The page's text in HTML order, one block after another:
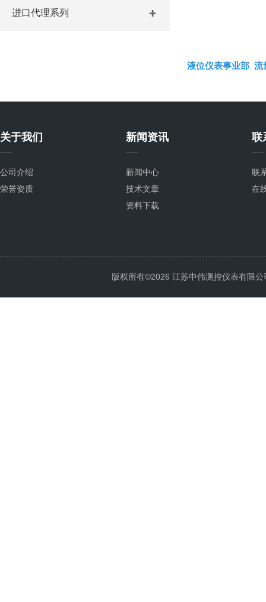
进口代理系列
液位仪表事业部 流
关于我们
公司介绍
荣誉资质
新闻资讯
新闻中心
技术文章
资料下载
联
联
在
版权所有©2026 江苏中伟测控仪表有限